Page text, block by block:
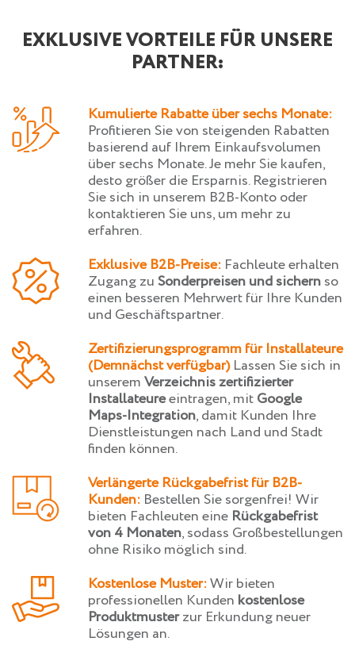
EXKLUSIVE VORTEILE FÜR UNSERE
PARTNER:
Kumulierte Rabatte über sechs Monate:
Profitieren Sie von steigenden Rabatten
basierend auf Ihrem Einkaufsvolumen
über sechs Monate. Je mehr Sie kaufen,
desto größer die Ersparnis. Registrieren
Sie sich in unserem B2B-Konto oder
kontaktieren Sie uns, um mehr zu
erfahren.
Exklusive B2B-Preise: Fachleute erhalten
Zugang zu Sonderpreisen und sichernso
einen besseren Mehrwert für Ihre Kunden
und Geschäftspartner.
Zertifizierungsprogramm für Installateure
(Demnächst verfügbar)Lassen Sie sich in
unseremVerzeichnis zertifizierter
Installateureeintragen, mitGoogle
Maps-Integration, damit Kunden Ihre
Dienstleistungen nach Land und Stadt
finden können.
Verlängerte Rückgabefrist für B2B-
Kunden: Bestellen Sie sorgenfrei! Wir
bieten Fachleuten eine Rückgabefrist
von 4 Monaten, sodass Großbestellungen
ohne Risiko möglich sind.
Kostenlose Muster:Wir bieten
professionellen Kunden kostenlose
Produktmusterzur Erkundung neuer
Lösungen an.